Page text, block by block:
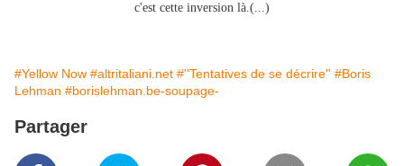
c'est cette inversion là.(...)
#Yellow Now #altritaliani.net #''Tentatives de se décrire'' #Boris
Lehman #borislehman.be-soupage-
Partager